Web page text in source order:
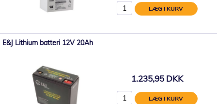
LÆG I KURV
E&J Lithium batteri 12V 20Ah
1.235,95 DKK
LÆG I KURV